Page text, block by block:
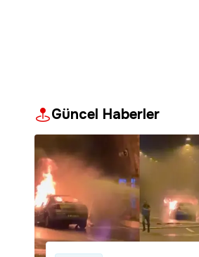
Güncel Haberler